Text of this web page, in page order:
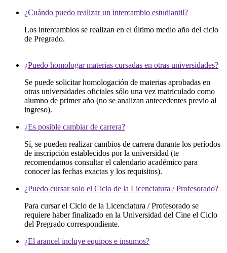
¿Cuándo puedo realizar un intercambio estudiantil?
Los intercambios se realizan en el último medio año del ciclo
de Pregrado.
¿Puedo homologar materias cursadas en otras universidades?
Se puede solicitar homologación de materias aprobadas en
otras universidades oficiales sólo una vez matriculado como
alumno de primer año (no se analizan antecedentes previo al
ingreso).
¿Es posible cambiar de carrera?
Sí, se pueden realizar cambios de carrera durante los períodos
de inscripción establecidos por la universidad (te
recomendamos consultar el calendario académico para
conocer las fechas exactas y los requisitos).
¿Puedo cursar solo el Ciclo de la Licenciatura / Profesorado?
Para cursar el Ciclo de la Licenciatura / Profesorado se
requiere haber finalizado en la Universidad del Cine el Ciclo
del Pregrado correspondiente.
¿El arancel incluye equipos e insumos?